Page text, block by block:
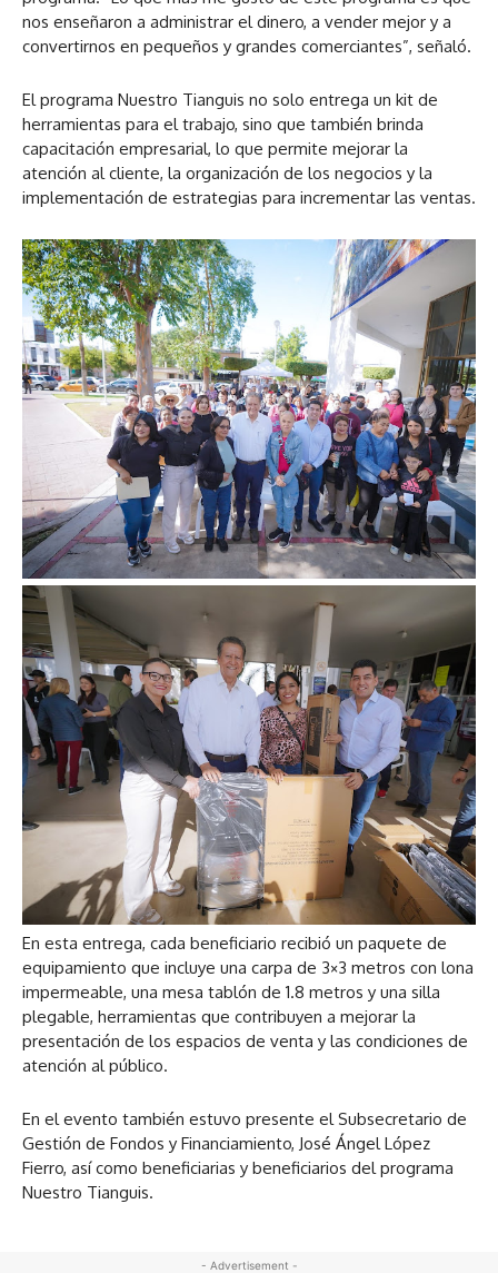
nos enseñaron a administrar el dinero, a vender mejor y a
convertirnos en pequeños y grandes comerciantes”, señaló.
El programa Nuestro Tianguis no solo entrega un kit de
herramientas para el trabajo, sino que también brinda
capacitación empresarial, lo que permite mejorar la
atención al cliente, la organización de los negocios y la
implementación de estrategias para incrementar las ventas.
En esta entrega, cada beneficiario recibió un paquete de
equipamiento que incluye una carpa de 3×3 metros con lona
impermeable, una mesa tablón de 1.8 metros y una silla
plegable, herramientas que contribuyen a mejorar la
presentación de los espacios de venta y las condiciones de
atención al público.
En el evento también estuvo presente el Subsecretario de
Gestión de Fondos y Financiamiento, José Ángel López
Fierro, así como beneficiarias y beneficiarios del programa
Nuestro Tianguis.
- Advertisement -